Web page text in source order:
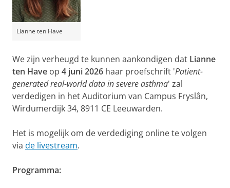
Lianne ten Have
We zijn verheugd te kunnen aankondigen dat Lianne
ten Have op 4 juni 2026 haar proefschrift 'Patient-
generated real-world data in severe asthma' zal
verdedigen in het Auditorium van Campus Fryslân,
Wirdumerdijk 34, 8911 CE Leeuwarden.
Het is mogelijk om de verdediging online te volgen
via de livestream.
Programma: